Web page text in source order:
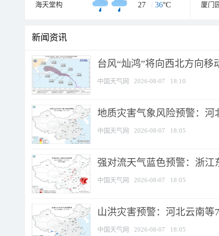
海天堂构 27 / 36°C 厦门
新闻资讯
台风“灿鸿”将向西北方向移
中国天气网 2026-08-07 18:10
地质灾害气象风险预警：河
中国天气网 2026-08-07 18:05
强对流天气蓝色预警：浙江
中国天气网 2026-08-07 18:05
山洪灾害预警：河北云南
中国天气网 2026-08-07 18:05